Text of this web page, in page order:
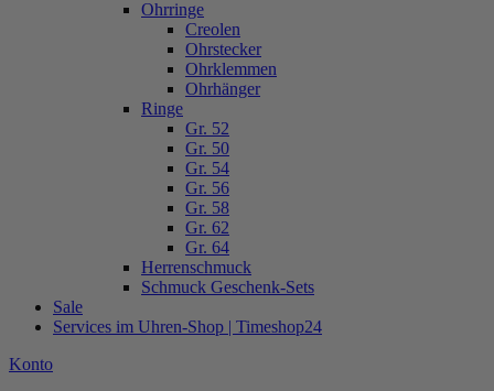
Ohrringe
Creolen
Ohrstecker
Ohrklemmen
Ohrhänger
Ringe
Gr. 52
Gr. 50
Gr. 54
Gr. 56
Gr. 58
Gr. 62
Gr. 64
Herrenschmuck
Schmuck Geschenk-Sets
Sale
Services im Uhren-Shop | Timeshop24
Konto